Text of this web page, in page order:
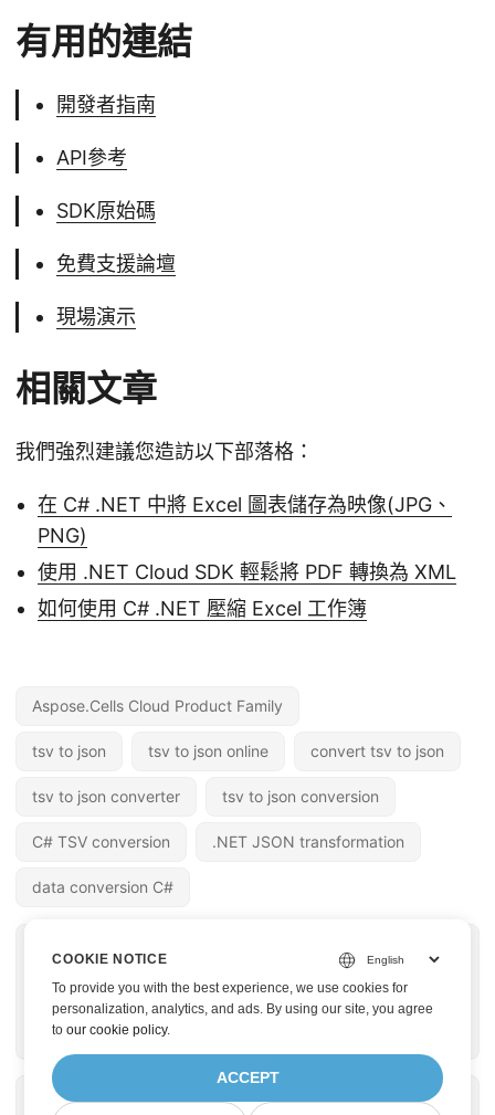
有用的連結
開發者指南
API參考
SDK原始碼
免費支援論壇
現場演示
相關文章
我們強烈建議您造訪以下部落格：
在 C# .NET 中將 Excel 圖表儲存為映像(JPG、
PNG)
使用 .NET Cloud SDK 輕鬆將 PDF 轉換為 XML
如何使用 C# .NET 壓縮 Excel 工作簿
Aspose.Cells Cloud Product Family
tsv to json tsv to json online convert tsv to json
tsv to json converter tsv to json conversion
C# TSV conversion .NET JSON transformation
data conversion C#
轉換為 Excel - TSV 到
XLS | TSV 至 XLSX
如何在 C# 中將 JSON
轉換為 SQL 腳本文件
COOKIE NOTICE
To provide you with the best experience, we use cookies for
personalization, analytics, and ads. By using our site, you agree
toour cookie policy.
ACCEPT